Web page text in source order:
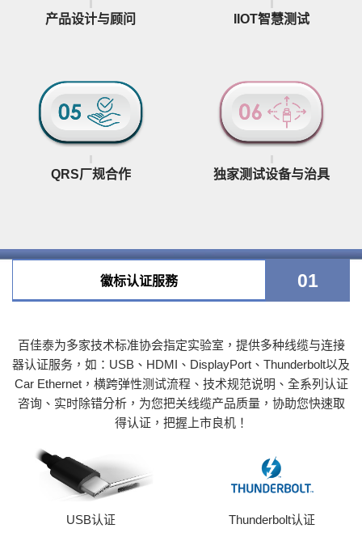
产品设计与顾问 IIOT智慧测试
QRS厂规合作 独家测试设备与治具
徽标认证服務 01
百佳泰为多家技术标准协会指定实验室，提供多种线缆与连接
器认证服务，如：USB、HDMI、DisplayPort、Thunderbolt以及
Car Ethernet，横跨弹性测试流程、技术规范说明、全系列认证
咨询、实时除错分析，为您把关线缆产品质量，协助您快速取
得认证，把握上市良机！
USB认证 Thunderbolt认证